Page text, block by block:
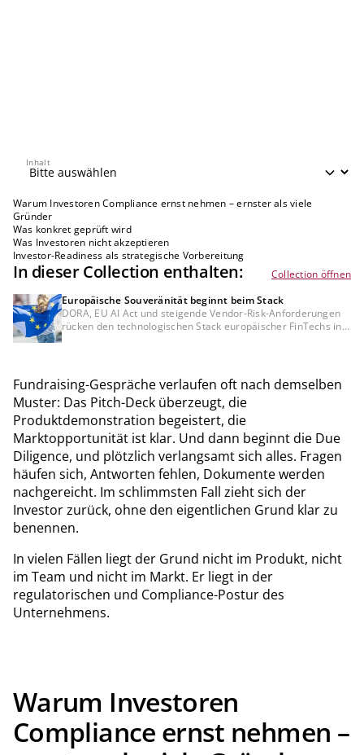
Inhalt
Inhalt
Warum Investoren Compliance ernst nehmen – ernster als viele
Gründer
Was konkret geprüft wird
Was Investoren nicht akzeptieren
Investor-Readiness als strategische Vorbereitung
In dieser Collection enthalten:
Collection öffnen
Europäische Souveränität beginnt beim Stack
DORA, EU AI Act und steigende Vendor-Risk-Anforderungen
rücken den technologischen Stack europäischer FinTechs in
Fundraising-Gespräche verlaufen oft nach demselben
Muster: Das Pitch-Deck überzeugt, die
Produktdemonstration begeistert, die
Marktopportunität ist klar. Und dann beginnt die Due
Diligence, und plötzlich verlangsamt sich alles. Fragen
häufen sich, Antworten fehlen, Dokumente werden
nachgereicht. Im schlimmsten Fall zieht sich der
Investor zurück, ohne den eigentlichen Grund klar zu
benennen.
In vielen Fällen liegt der Grund nicht im Produkt, nicht
im Team und nicht im Markt. Er liegt in der
regulatorischen und Compliance-Postur des
Unternehmens.
Warum Investoren
Compliance ernst nehmen –